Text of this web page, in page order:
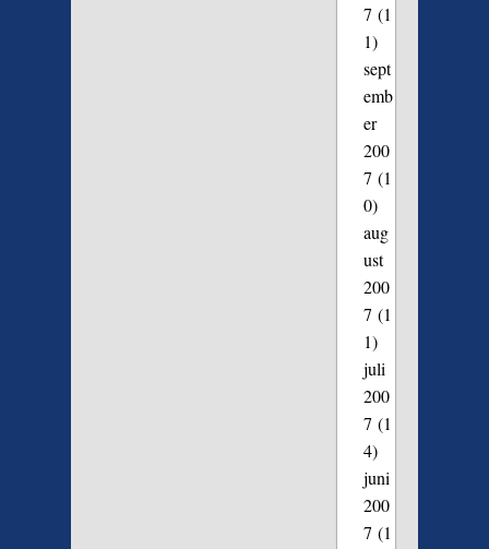
7 (1
1)
sept
emb
er
200
7 (1
0)
aug
ust
200
7 (1
1)
juli
200
7 (1
4)
juni
200
7 (1